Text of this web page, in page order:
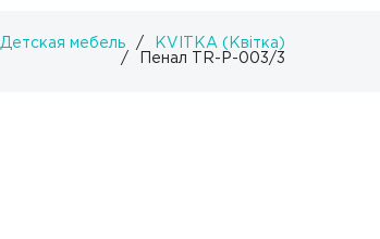
Детская мебель /
KVITKA (Квітка)
/
Пенал TR-P-003/3